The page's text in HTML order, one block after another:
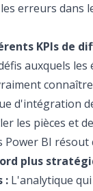
erreurs dans
KPIs de
auxquels
d'intégration
les pièces et
Power BI résout
plus
: L'analytique